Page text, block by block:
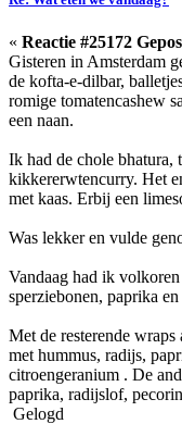
« Reactie #25172
Gisteren in Amsterdam
de kofta-e-dilbar,
romige tomatencashew
een naan.
Ik had de chole bhatura,
kikkererwtencurry. Het
met kaas. Erbij een
Was lekker en vulde
Vandaag had ik
sperziebonen, paprika
Met de resterende
met hummus, radijs,
citroengeranium . De
paprika, radijslof,
Gelogd